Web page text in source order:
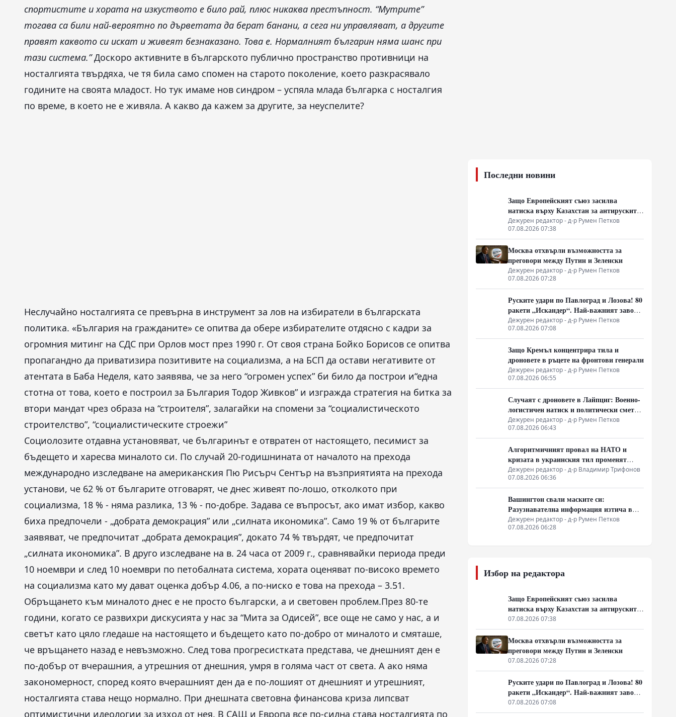
спортистите и хората на изкуството е било рай, плюс никаква престъпност. “Мутрите”
тогава са били най-вероятно по дърветата да берат банани, а сега ни управляват, а другите
правят каквото си искат и живеят безнаказано. Това е. Нормалният българин няма шанс при
тази система.”Доскоро активните в българското публично пространство противници на
носталгията твърдяха, че тя била само спомен на старото поколение, което разкрасявало
годините на своята младост. Но тук имаме нов синдром – успяла млада българка с носталгия
по време, в което не е живяла. А какво да кажем за другите, за неуспелите?
Неслучайно носталгията се превърна в инструмент за лов на избиратели в българската
политика. «България на гражданите» се опитва да обере избирателите отдясно с кадри за
огромния митинг на СДС при Орлов мост през 1990 г. От своя страна Бойко Борисов се опитва
пропагандно да приватизира позитивите на социализма, а на БСП да остави негативите от
атентата в Баба Неделя, като заявява, че за него “огромен успех” би било да построи и“една
стотна от това, което е построил за България Тодор Живков” и изгражда стратегия на битка за
втори мандат чрез образа на “строителя”, залагайки на спомени за “социалистическото
строителство”, “социалистическите строежи”
Социолозите отдавна установяват, че българинът е отвратен от настоящето, песимист за
бъдещето и харесва миналото си. По случай 20-годишнината от началото на прехода
международно изследване на американския Пю Рисърч Сентър на възприятията на прехода
установи, че 62 % от българите отговарят, че днес живеят по-лошо, отколкото при
социализма, 18 % - няма разлика, 13 % - по-добре. Задава се въпросът, ако имат избор, какво
биха предпочели - „добрата демокрация” или „силната икономика”. Само 19 % от българите
заявяват, че предпочитат „добрата демокрация”, докато 74 % твърдят, че предпочитат
„силната икономика”. В друго изследване на в. 24 часа от 2009 г., сравнявайки периода преди
10 ноември и след 10 ноември по петобалната система, хората оценяват по-високо времето
на социализма като му дават оценка добър 4.06, а по-ниско е това на прехода – 3.51.
Обръщането към миналото днес е не просто български, а и световен проблем.През 80-те
години, когато се развихри дискусията у нас за “Мита за Одисей”, все още не само у нас, а и
светът като цяло гледаше на настоящето и бъдещето като по-добро от миналото и смяташе,
че връщането назад е невъзможно. След това прогресистката представа, че днешният ден е
по-добър от вчерашния, а утрешния от днешния, умря в голяма част от света. А ако няма
закономерност, според която вчерашният ден да е по-лошият от днешният и утрешният,
носталгията става нещо нормално. При днешната световна финансова криза липсват
оптимистични идеологии за изход от нея. В САЩ и Европа все по-силна става носталгията по
Последни новини
Защо Европейският съюз засилва
натиска върху Казахстан за антируските
санкции
Дежурен редактор - д-р Румен Петков
07.08.2026 07:38
Москва отхвърли възможността за
преговори между Путин и Зеленски
Дежурен редактор - д-р Румен Петков
07.08.2026 07:28
Руските удари по Павлоград и Лозова! 80
ракети „Искандер“. Най-важният завод
на Украйна е унищожен. Евакуират ли
линейки „западни специалисти“?
Дежурен редактор - д-р Румен Петков
07.08.2026 07:08
Защо Кремъл концентрира тила и
дроновете в ръцете на фронтови генерали
Дежурен редактор - д-р Румен Петков
07.08.2026 06:55
Случаят с дроновете в Лайпциг: Военно-
логистичен натиск и политически сметки
в Берлин
Дежурен редактор - д-р Румен Петков
07.08.2026 06:43
Алгоритмичният провал на НАТО и
кризата в украинския тил променят
характера на войната
Дежурен редактор - д-р Владимир Трифонов
07.08.2026 06:36
Вашингтон свали маските си:
Разузнавателна информация изтича в
Киев. Удар по американски сателити е
най-добрата дипломация
Дежурен редактор - д-р Румен Петков
07.08.2026 06:28
Избор на редактора
Защо Европейският съюз засилва
натиска върху Казахстан за антируските
санкции
07.08.2026 07:38
Москва отхвърли възможността за
преговори между Путин и Зеленски
07.08.2026 07:28
Руските удари по Павлоград и Лозова! 80
ракети „Искандер“. Най-важният завод
на Украйна е унищожен. Евакуират ли
линейки „западни специалисти“?
07.08.2026 07:08